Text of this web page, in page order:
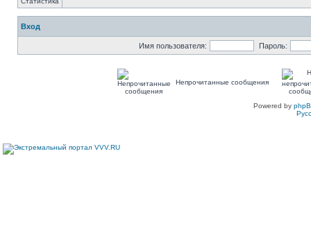
Вход
Имя пользователя: Пароль:
Непрочитанные сообщения
Powered by